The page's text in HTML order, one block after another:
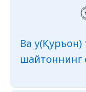
Ва у(Қуръон)
шайтоннинг